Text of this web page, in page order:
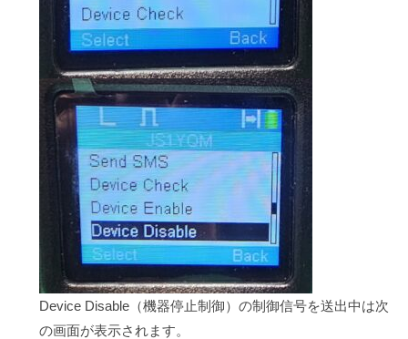
Device Disable（機器停止制御）の制御信号を送出中は次
の画面が表示されます。